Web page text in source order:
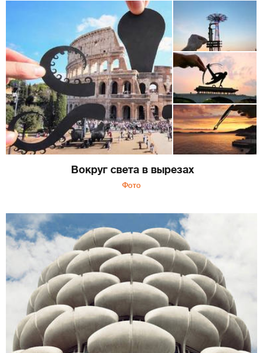
Вокруг света в вырезах
Фото